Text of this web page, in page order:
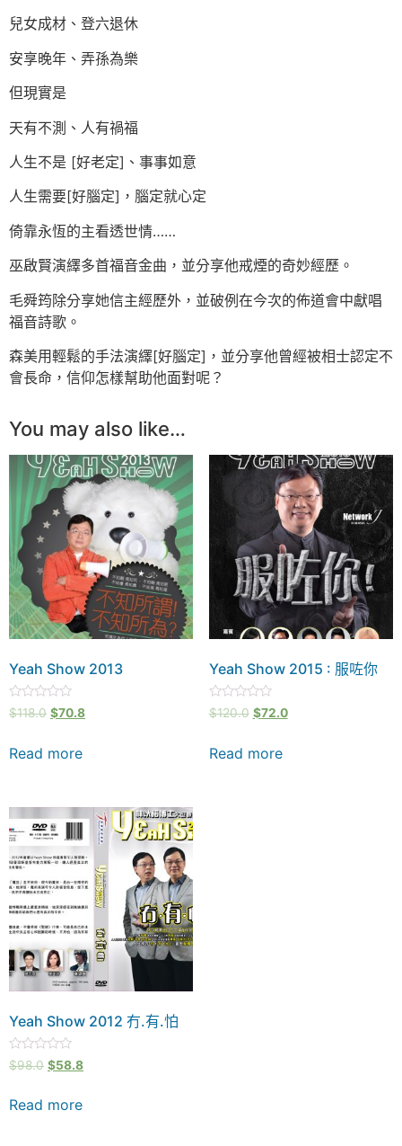
兒女成材、登六退休
安享晚年、弄孫為樂
但現實是
天有不測、人有禍福
人生不是 [好老定]、事事如意
人生需要[好腦定]，腦定就心定
倚靠永恆的主看透世情……
巫啟賢演繹多首福音金曲，並分享他戒煙的奇妙經歷。
毛舜筠除分享她信主經歷外，並破例在今次的佈道會中獻唱
福音詩歌。
森美用輕鬆的手法演繹[好腦定]，並分享他曾經被相士認定不
會長命，信仰怎樣幫助他面對呢？
You may also like…
Yeah Show 2013
Rated
0
5
$118.0 $70.8
Read more
Yeah Show 2015 : 服咗你
Rated
0
5
$120.0 $72.0
Read more
Yeah Show 2012 冇.有.怕
Rated
0
5
$98.0 $58.8
Read more